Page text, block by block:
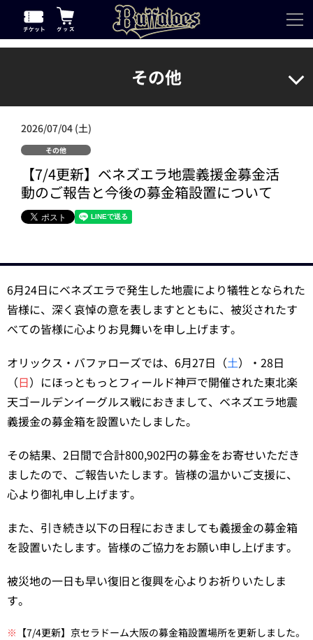
その他
2026/07/04 (土)
その他
【7/4更新】ベネズエラ地震義援金募金活
動のご報告と今後の募金箱設置について
6月24日にベネズエラで発生した地震により犠牲となられた
皆様に、深く哀悼の意を表しますとともに、被災されたす
べての皆様に心よりお見舞いを申し上げます。
オリックス・バファローズでは、6月27日（土）・28日
（日）にほっともっとフィールド神戸で開催された東北楽
天ゴールデンイーグルス戦におきまして、ベネズエラ地震
義援金の募金箱を設置いたしました。
その結果、2日間で合計800,902円の募金をお寄せいただき
ましたので、ご報告いたします。皆様の温かいご支援に、
心より御礼申し上げます。
また、引き続き以下の日程におきましても義援金の募金箱
を設置いたします。皆様のご協力をお願い申し上げます。
被災地の一日も早い復旧と復興を心よりお祈りいたしま
す。
※ 【7/4更新】京セラドーム大阪の募金箱設置場所を更新しました。